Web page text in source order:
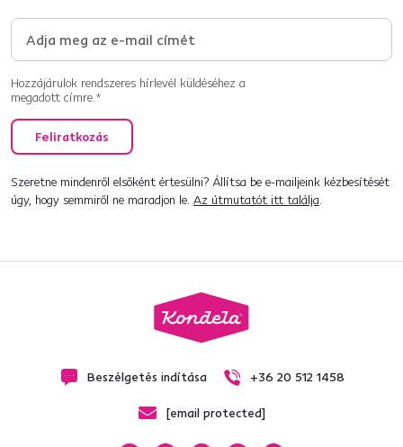
Hozzájárulok rendszeres hírlevél küldéséhez a
megadott címre.*
Feliratkozás
Szeretne mindenről elsőként értesülni? Állítsa be e-mailjeink kézbesítését
úgy, hogy semmiről ne maradjon le. Az útmutatót itt találja.
Beszélgetés indítása +36 20 512 1458
[email protected]